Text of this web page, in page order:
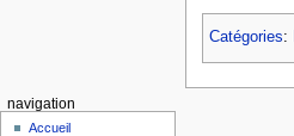
Catégories:
navigation
Accueil